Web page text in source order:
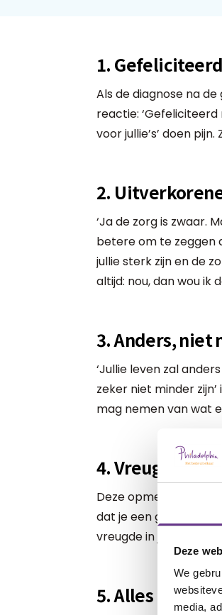
Deze
We
media,
1. Gefeliciteerd
Als de diagnose na
reactie: ‘Gefeliciteerd
voor jullie’s’ doen
2.
‘Ja de zorg is zwaar.
betere om te zeggen
jullie sterk zijn en de
altijd: nou, dan wou ik
3. Anders, niet
‘Jullie leven zal
zeker niet minder
mag nemen van wat
4. Vreugde
Deze opmerking is
dat je een gelukkig
vreugde in je leven
5. Alles kan